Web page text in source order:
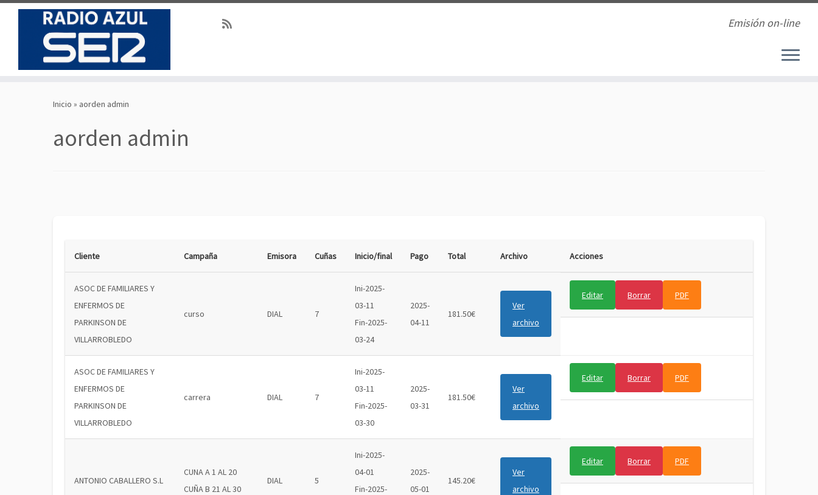
Emisión on-line
Inicio » aorden admin
aorden admin
Cliente Campaña Emisora Cuñas Inicio/final Pago Total Archivo Acciones
ASOC DE FAMILIARES Y
ENFERMOS DE
PARKINSON DE
VILLARROBLEDO
curso DIAL 7
Ini-2025-
03-11
Fin-2025-
03-24
2025-
04-11
181.50€
Ver
archivo
Editar Borrar PDF
ASOC DE FAMILIARES Y
ENFERMOS DE
PARKINSON DE
VILLARROBLEDO
carrera DIAL 7
Ini-2025-
03-11
Fin-2025-
03-30
2025-
03-31
181.50€
Ver
archivo
Editar Borrar PDF
ANTONIO CABALLERO S.L
CUNA A 1 AL 20
CUÑA B 21 AL 30
DIAL 5
Ini-2025-
04-01
Fin-2025-
2025-
05-01
145.20€
Ver
archivo
Editar Borrar PDF